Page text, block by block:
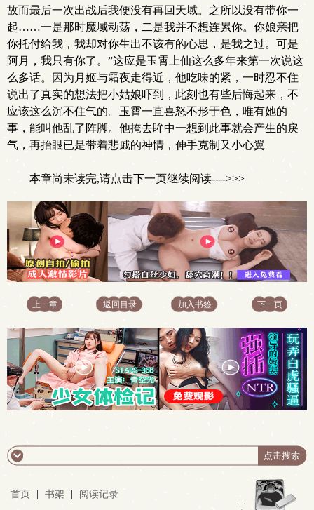
故而最后一次出战后我便没有再回天域。之所以没有带你一
起……一是那时魔域动荡，二是我并不想连累你。你娘亲把
你托付给我，我却对你生出不该有的心思，是我之过。可是
阿月，我只有你了。”这应是玉霄上仙这么多年来第一次说这
么多话。因为月姬与霜夜走得近，他吃味的紧，一时忍不住
说出了真实的想法把小姑娘吓到，此刻也有些后悔起来，不
应该这么沉不住气的。玉霄一直喜怒不形于色，唯有她的
事，能叫他乱了阵脚。他掩去眸中一想到此事就会产生的戾
气，再抬眼已是带着悲戚的神情，伸手克制又小心翼
本章尚未读完,请点击下一页继续阅读---->>>
上一章 返回目录 加入书签 下一页
首页 书架 阅读记录